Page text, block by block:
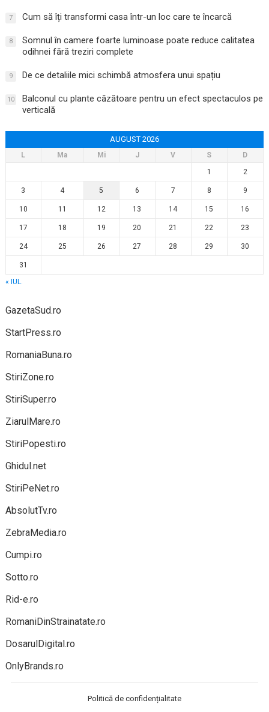
7 Cum să îți transformi casa într-un loc care te încarcă
8
Somnul în camere foarte luminoase poate reduce calitatea
odihnei fără treziri complete
9 De ce detaliile mici schimbă atmosfera unui spațiu
10
Balconul cu plante căzătoare pentru un efect spectaculos pe
verticală
AUGUST 2026
L Ma Mi J V S
D
1
2
3 4 5 6 7 8 9
10 11 12 13 14 15 16
17 18 19 20 21 22 23
24 25 26 27 28 29 30
31
« IUL.
GazetaSud.ro
StartPress.ro
RomaniaBuna.ro
StiriZone.ro
StiriSuper.ro
ZiarulMare.ro
StiriPopesti.ro
Ghidul.net
StiriPeNet.ro
AbsolutTv.ro
ZebraMedia.ro
Cumpi.ro
Sotto.ro
Rid-e.ro
RomaniDinStrainatate.ro
DosarulDigital.ro
OnlyBrands.ro
Politică de confidențialitate